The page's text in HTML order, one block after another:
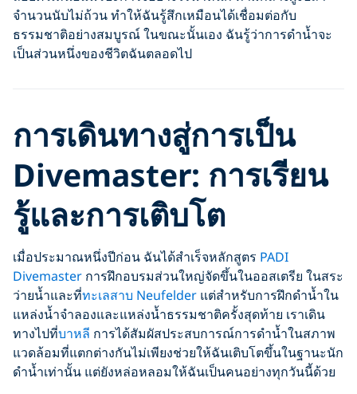
จำนวนนับไม่ถ้วน ทำให้ฉันรู้สึกเหมือนได้เชื่อมต่อกับ
ธรรมชาติอย่างสมบูรณ์ ในขณะนั้นเอง ฉันรู้ว่าการดำน้ำจะ
เป็นส่วนหนึ่งของชีวิตฉันตลอดไป
การเดินทางสู่การเป็น
Divemaster: การเรียน
รู้และการเติบโต
เมื่อประมาณหนึ่งปีก่อน ฉันได้สำเร็จหลักสูตร PADI
Divemaster การฝึกอบรมส่วนใหญ่จัดขึ้นในออสเตรีย ในสระ
ว่ายน้ำและที่ทะเลสาบ Neufelder แต่สำหรับการฝึกดำน้ำใน
แหล่งน้ำจำลองและแหล่งน้ำธรรมชาติครั้งสุดท้าย เราเดิน
ทางไปที่บาหลี การได้สัมผัสประสบการณ์การดำน้ำในสภาพ
แวดล้อมที่แตกต่างกันไม่เพียงช่วยให้ฉันเติบโตขึ้นในฐานะนัก
ดำน้ำเท่านั้น แต่ยังหล่อหลอมให้ฉันเป็นคนอย่างทุกวันนี้ด้วย